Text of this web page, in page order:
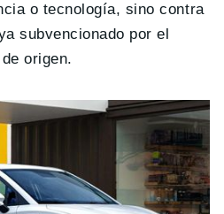
o tecnología, sino contra
subvencionado por el
origen.